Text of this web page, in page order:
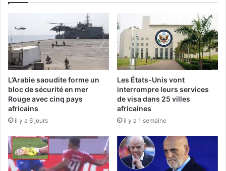
L’Arabie saoudite forme un
bloc de sécurité en mer
Rouge avec cinq pays
africains
il y a 6 jours
Les États-Unis vont
interrompre leurs services
de visa dans 25 villes
africaines
il y a 1 semaine